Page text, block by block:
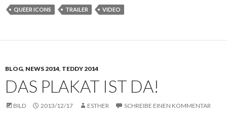
QUEER ICONS TRAILER VIDEO
BLOG, NEWS 2014, TEDDY 2014
DAS PLAKAT IST DA!
BILD 2013/12/17 ESTHER SCHREIBE EINEN KOMMENTAR